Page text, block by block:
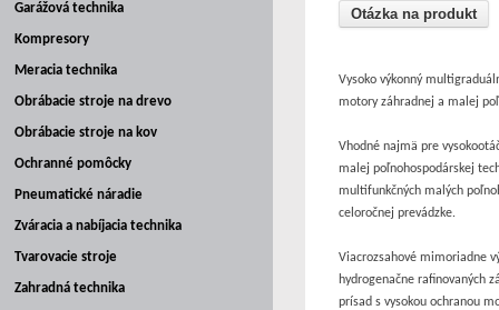
Garážová technika
Kompresory
Meracia technika
Obrábacie stroje na drevo
Obrábacie stroje na kov
Ochranné pomôcky
Pneumatické náradie
Zváracia a nabíjacia technika
Tvarovacie stroje
Zahradná technika
Otázka na produkt
Vysoko výkonný
motory záhradnej a malej
Vhodné najmä pre
malej poľnohospodárskej
multifunkčných malých
celoročnej prevádzke.
Viacrozsahové mimoriadne
hydrogenačne rafinovaných
prísad s vysokou ochranou